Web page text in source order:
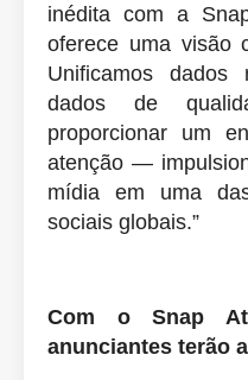
inédita com a
oferece uma visão
Unificamos
dados de
proporcionar um
atenção —
mídia em uma
sociais globais.”
Com o Snap
anunciantes terão